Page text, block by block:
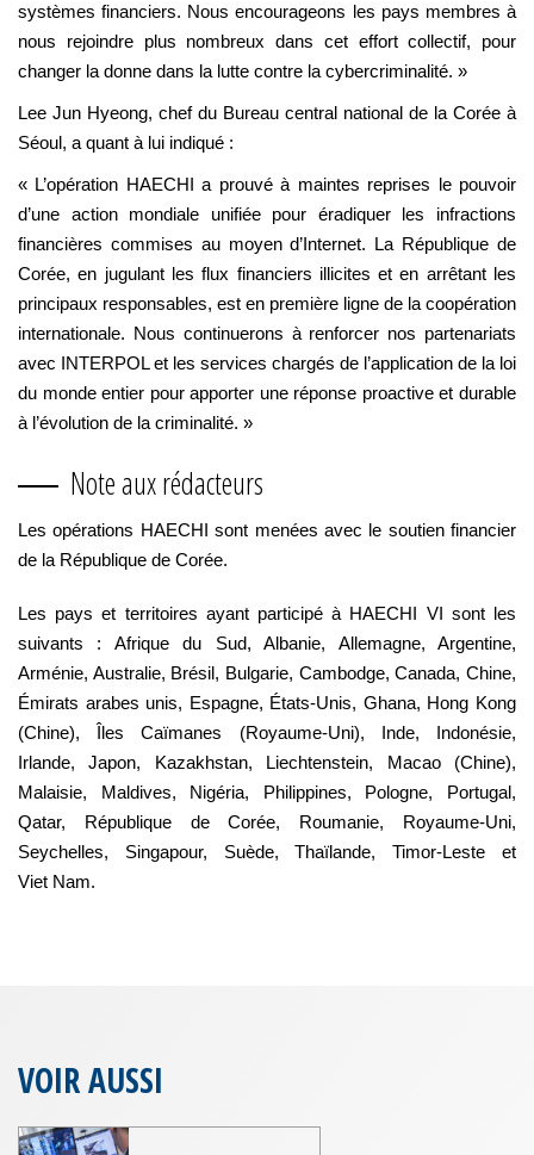
systèmes financiers. Nous encourageons les pays membres à
nous rejoindre plus nombreux dans cet effort collectif, pour
changer la donne dans la lutte contre la cybercriminalité. »
Lee Jun Hyeong, chef du Bureau central national de la Corée à
Séoul, a quant à lui indiqué :
« L’opération HAECHI a prouvé à maintes reprises le pouvoir
d’une action mondiale unifiée pour éradiquer les infractions
financières commises au moyen d’Internet. La République de
Corée, en jugulant les flux financiers illicites et en arrêtant les
principaux responsables, est en première ligne de la coopération
internationale. Nous continuerons à renforcer nos partenariats
avec INTERPOL et les services chargés de l’application de la loi
du monde entier pour apporter une réponse proactive et durable
à l’évolution de la criminalité. »
Note aux rédacteurs
Les opérations HAECHI sont menées avec le soutien financier
de la République de Corée.
Les pays et territoires ayant participé à HAECHI VI sont les
suivants : Afrique du Sud, Albanie, Allemagne, Argentine,
Arménie, Australie, Brésil, Bulgarie, Cambodge, Canada, Chine,
Émirats arabes unis, Espagne, États-Unis, Ghana, Hong Kong
(Chine), Îles Caïmanes (Royaume-Uni), Inde, Indonésie,
Irlande, Japon, Kazakhstan, Liechtenstein, Macao (Chine),
Malaisie, Maldives, Nigéria, Philippines, Pologne, Portugal,
Qatar, République de Corée, Roumanie, Royaume-Uni,
Seychelles, Singapour, Suède, Thaïlande, Timor-Leste et
Viet Nam.
VOIR AUSSI